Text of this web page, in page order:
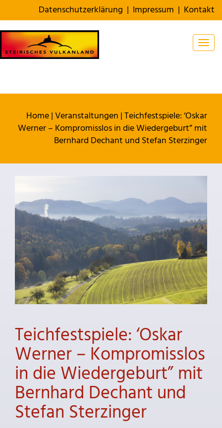
Datenschutzerklärung | Impressum | Kontakt
Home|Veranstaltungen |Teichfestspiele: ‘Oskar
Werner – Kompromisslos in die Wiedergeburt” mit
Bernhard Dechant und Stefan Sterzinger
Teichfestspiele: ‘Oskar
Werner – Kompromisslos
in die Wiedergeburt” mit
Bernhard Dechant und
Stefan Sterzinger